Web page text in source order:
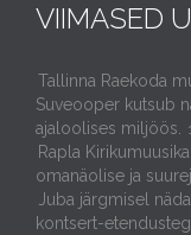
VIIMASED
Tallinna Raekoda
Suveooper kutsub
ajaloolises miljöös.
Rapla
omanäolise ja
Juba järgmisel
kontsert-